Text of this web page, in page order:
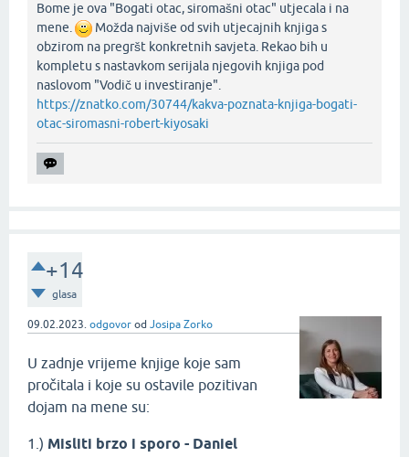
Bome je ova "Bogati otac, siromašni otac" utjecala i na
mene.
Možda najviše od svih utjecajnih knjiga s
obzirom na pregršt konkretnih savjeta. Rekao bih u
kompletu s nastavkom serijala njegovih knjiga pod
naslovom "Vodič u investiranje".
https://znatko.com/30744/kakva-poznata-knjiga-bogati-
otac-siromasni-robert-kiyosaki
+14
glasa
09.02.2023. odgovor od Josipa Zorko
U zadnje vrijeme knjige koje sam
pročitala i koje su ostavile pozitivan
dojam na mene su:
1.) Misliti brzo i sporo - Daniel